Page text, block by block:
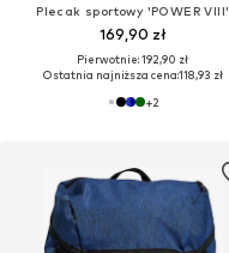
Plecak sportowy 'POWER VIII'
169,90 zł
Pierwotnie: 192,90 zł
Ostatnia najniższa cena:118,93 zł
+2